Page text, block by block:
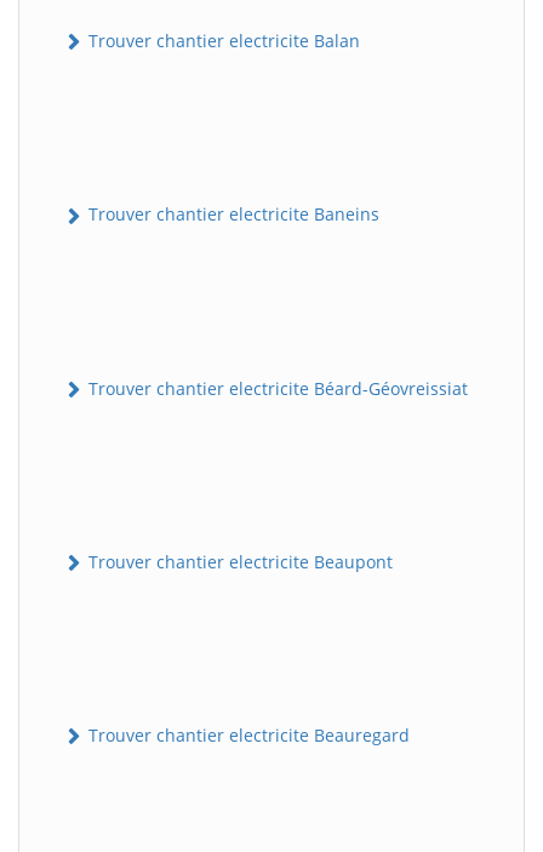
Trouver chantier electricite Balan
Trouver chantier electricite Baneins
Trouver chantier electricite Béard-Géovreissiat
Trouver chantier electricite Beaupont
Trouver chantier electricite Beauregard